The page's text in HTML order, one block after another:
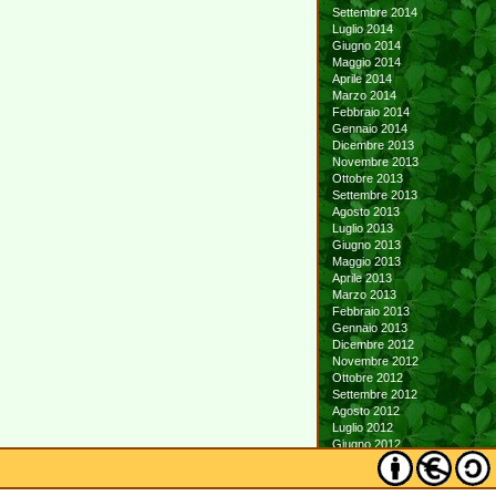
Settembre 2014
Luglio 2014
Giugno 2014
Maggio 2014
Aprile 2014
Marzo 2014
Febbraio 2014
Gennaio 2014
Dicembre 2013
Novembre 2013
Ottobre 2013
Settembre 2013
Agosto 2013
Luglio 2013
Giugno 2013
Maggio 2013
Aprile 2013
Marzo 2013
Febbraio 2013
Gennaio 2013
Dicembre 2012
Novembre 2012
Ottobre 2012
Settembre 2012
Agosto 2012
Luglio 2012
Giugno 2012
Maggio 2012
Aprile 2012